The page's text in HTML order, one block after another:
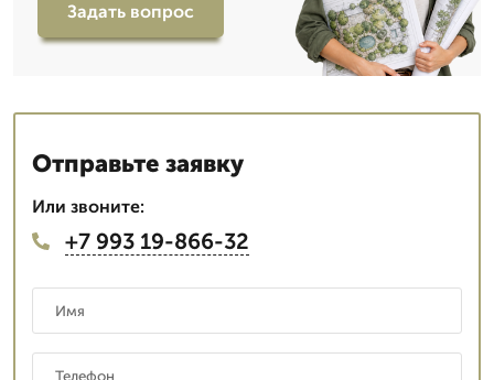
Задать вопрос
Отправьте заявку
Или звоните:
+7 993 19-866-32